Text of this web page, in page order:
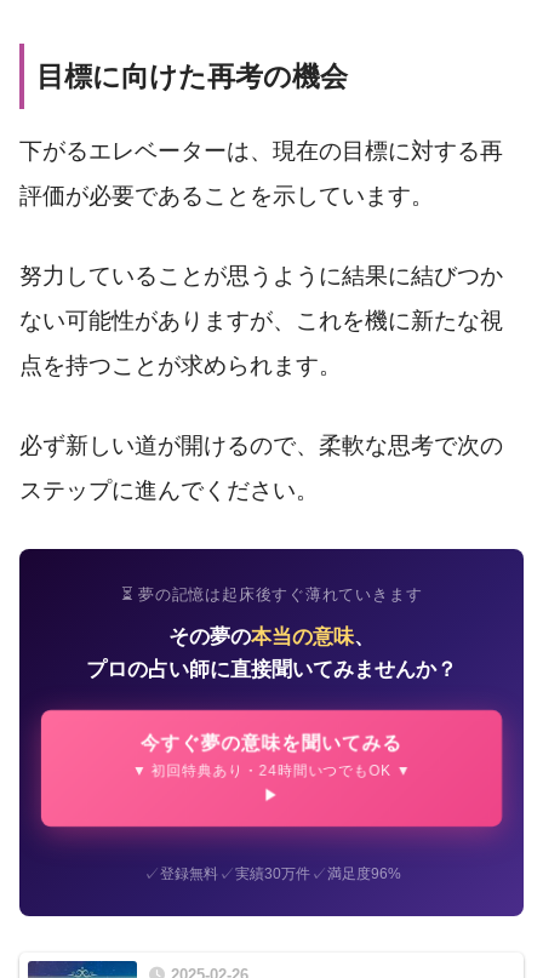
目標に向けた再考の機会
下がるエレベーターは、現在の目標に対する再
評価が必要であることを示しています。
努力していることが思うように結果に結びつか
ない可能性がありますが、これを機に新たな視
点を持つことが求められます。
必ず新しい道が開けるので、柔軟な思考で次の
ステップに進んでください。
⏳ 夢の記憶は起床後すぐ薄れていきます
その夢の本当の意味、
プロの占い師に直接聞いてみませんか？
今すぐ夢の意味を聞いてみる
▼ 初回特典あり・24時間いつでもOK ▼
✓登録無料✓実績30万件✓満足度96%